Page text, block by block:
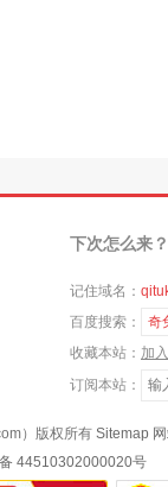
下次怎么来？
记住域名：
百度搜索：
奇
收藏本站： 加
订阅本站：
）版权所有 Sitemap
44510302000020号